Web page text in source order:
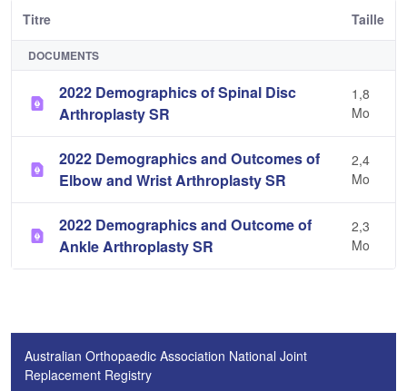
Titre Taille
DOCUMENTS
2022 Demographics of Spinal Disc
Arthroplasty SR
1,8
Mo
2022 Demographics and Outcomes of
Elbow and Wrist Arthroplasty SR
2,4
Mo
2022 Demographics and Outcome of
Ankle Arthroplasty SR
2,3
Mo
Australian Orthopaedic Association National Joint
Replacement Registry